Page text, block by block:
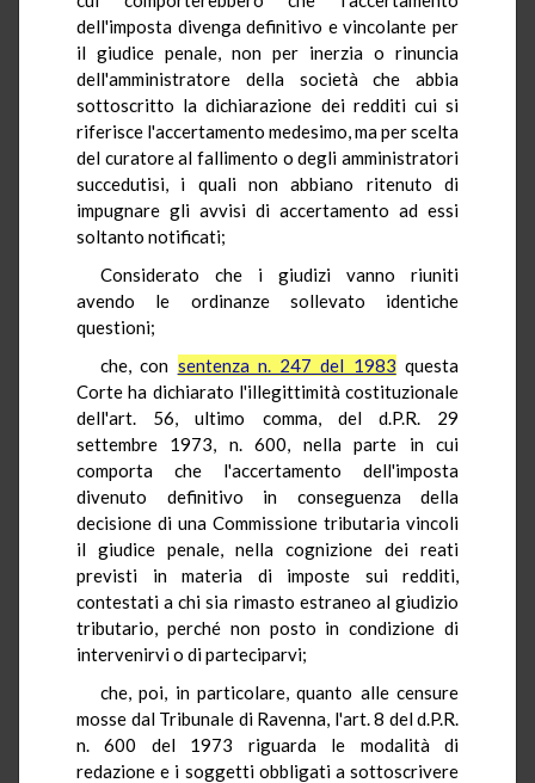
dell'imposta divenga definitivo e vincolante per
il giudice penale, non per inerzia o rinuncia
dell'amministratore della società che abbia
sottoscritto la dichiarazione dei redditi cui si
riferisce l'accertamento medesimo, ma per scelta
del curatore al fallimento o degli amministratori
succedutisi, i quali non abbiano ritenuto di
impugnare gli avvisi di accertamento ad essi
soltanto notificati;
Considerato che i giudizi vanno riuniti
avendo le ordinanze sollevato identiche
questioni;
che, con sentenza n. 247 del 1983 questa
Corte ha dichiarato l'illegittimità costituzionale
dell'art. 56, ultimo comma, del d.P.R. 29
settembre 1973, n. 600, nella parte in cui
comporta che l'accertamento dell'imposta
divenuto definitivo in conseguenza della
decisione di una Commissione tributaria vincoli
il giudice penale, nella cognizione dei reati
previsti in materia di imposte sui redditi,
contestati a chi sia rimasto estraneo al giudizio
tributario, perché non posto in condizione di
intervenirvi o di parteciparvi;
che, poi, in particolare, quanto alle censure
mosse dal Tribunale di Ravenna, l'art. 8 del d.P.R.
n. 600 del 1973 riguarda le modalità di
redazione e i soggetti obbligati a sottoscrivere